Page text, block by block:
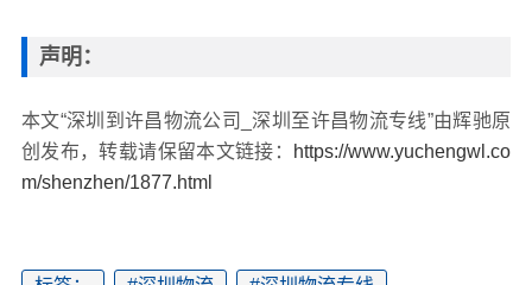
声明：
本文“深圳到许昌物流公司_深圳至许昌物流专线”由辉驰原
创发布，转载请保留本文链接：
https://www.yuchengwl.co
m/shenzhen/1877.html